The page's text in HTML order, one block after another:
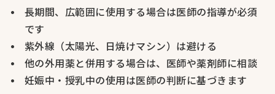
長期間、広範囲に使用する場合は医師の指導が必須
です
紫外線（太陽光、日焼けマシン）は避ける
他の外用薬と併用する場合は、医師や薬剤師に相談
妊娠中・授乳中の使用は医師の判断に基づきます